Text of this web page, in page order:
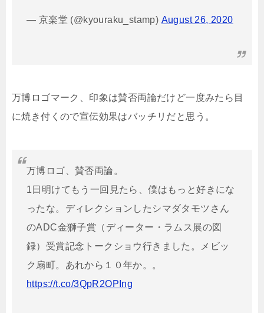
— 京楽堂 (@kyouraku_stamp) August 26, 2020
万博ロゴマーク、印象は賛否両論だけど一度みたら目
に焼き付くので宣伝効果はバッチリだと思う。
万博ロゴ、賛否両論。
1日明けてもう一回見たら、僕はもっと好きにな
ったな。ディレクションしたシマダタモツさん
のADC金獅子賞（ディーター・ラムス展の図
録）受賞記念トークショウ行きました。メビッ
ク扇町。あれから１０年か。。
https://t.co/3QpR2OPIng